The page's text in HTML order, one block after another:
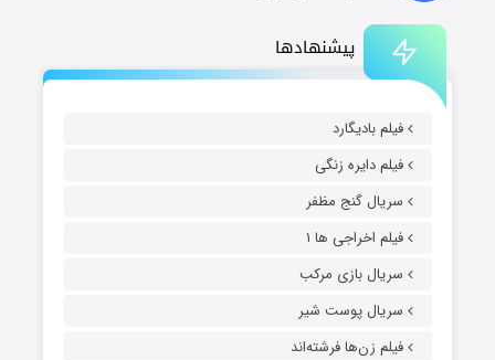
پیشنهادها
فیلم بادیگارد
فیلم دایره زنگی
سریال گنج مظفر
فیلم اخراجی ها ۱
سریال بازی مرکب
سریال پوست شیر
فیلم زن‌ها فرشته‌اند